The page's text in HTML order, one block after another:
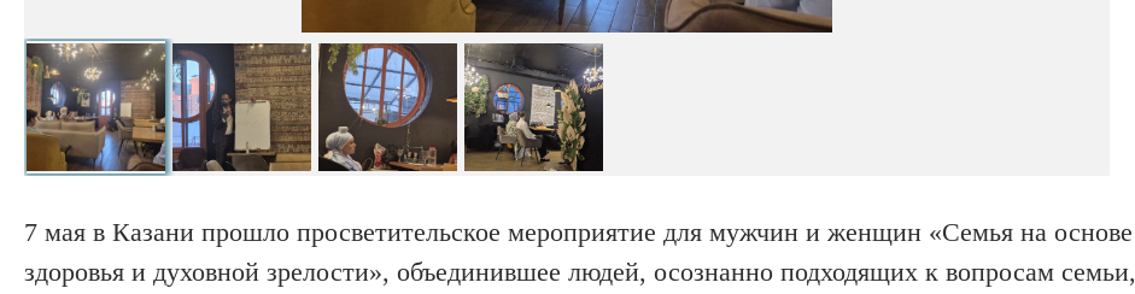
7 мая в Казани прошло просветительское мероприятие для мужчин и женщин «Семья на основе
здоровья и духовной зрелости», объединившее людей, осознанно подходящих к вопросам семьи,